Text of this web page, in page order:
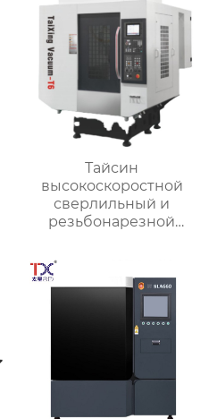
Тайсин
высокоскоростной
сверлильный и
резьбонарезной